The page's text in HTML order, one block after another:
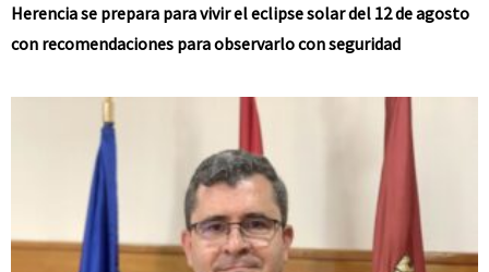
Herencia se prepara para vivir el eclipse solar del 12 de agosto
con recomendaciones para observarlo con seguridad